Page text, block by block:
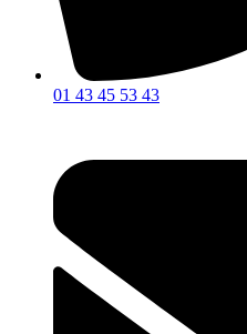
01 43 45 53 43